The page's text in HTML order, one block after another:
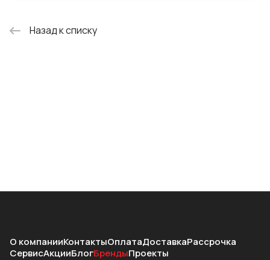
исследовательский институт
Назад к списку
О компанииКонтактыОплатаДоставкаРассрочка
СервисАкцииБлогБрендыПроекты